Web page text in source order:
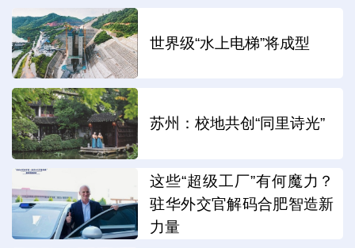
世界级“水上电梯”将成型
苏州：校地共创“同里诗光”
这些“超级工厂”有何魔力？
驻华外交官解码合肥智造新
力量